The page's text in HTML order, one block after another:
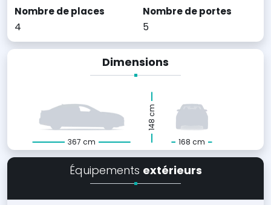
Nombre de places
4
Nombre de portes
5
Dimensions
367 cm 168 cm
148 cm
Équipements extérieurs